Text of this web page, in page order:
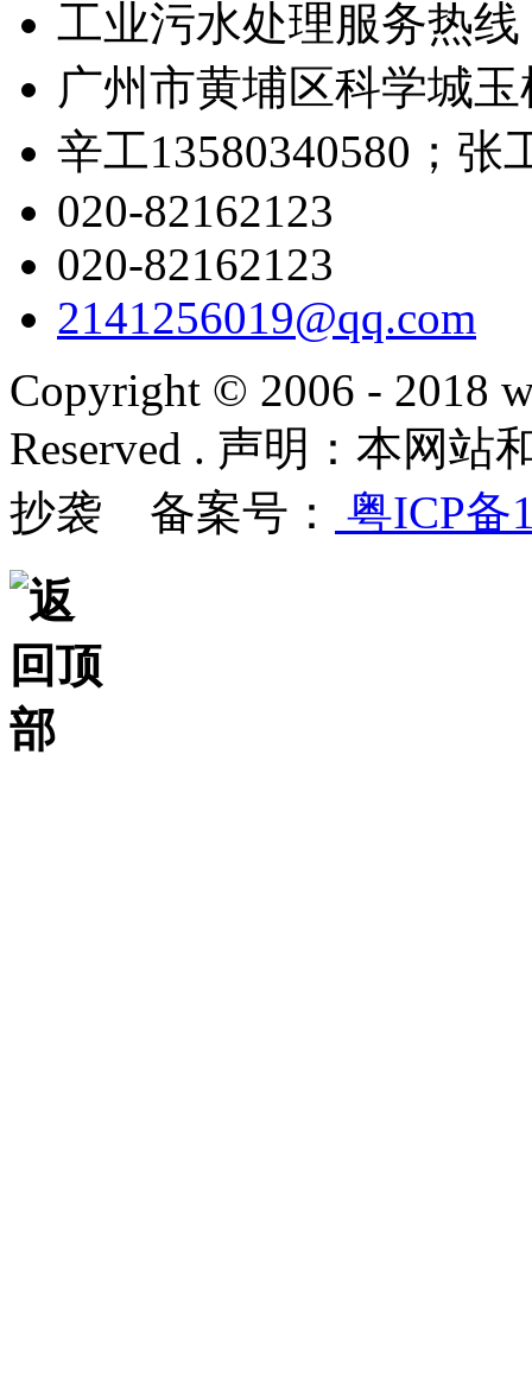
工业污水处理服务热线
广州市黄埔区科学城
辛工13580340580；张
020-82162123
020-82162123
2141256019@qq.com
Copyright © 2006 - 2018
Reserved . 声明：本网
抄袭 备案号：
粤ICP备